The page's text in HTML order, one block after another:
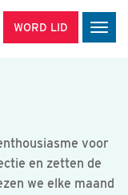
WORD LID
voor
en zetten de
we elke maand